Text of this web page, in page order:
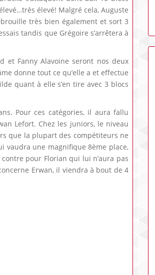
élevé! Malgré cela, Auguste
très bien également et sort 3
tandis que Grégoire s’arrêtera à
et Fanny Alavoine seront nos deux
donne tout ce qu’elle a et effectue
quant à elle s’en tire avec 3 blocs
Pour ces catégories, il aura fallu
Lefort. Chez les juniors, le niveau
que la plupart des compétiteurs ne
vaudra une magnifique 8ème place,
pour Florian qui lui n’aura pas
Erwan, il viendra à bout de 4